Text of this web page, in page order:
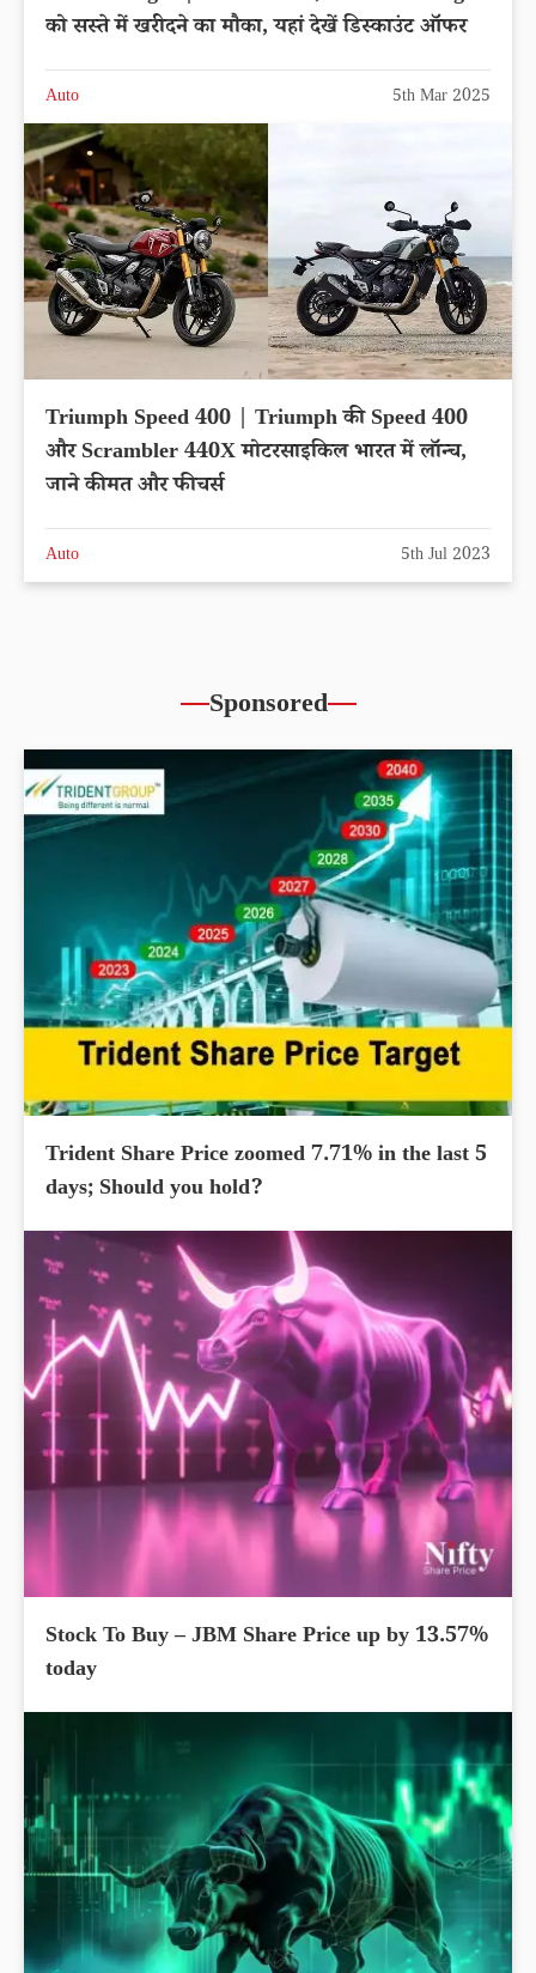
को सस्ते में खरीदने का मौका, यहां देखें डिस्काउंट ऑफर
Auto 5th Mar 2025
Triumph Speed 400 | Triumph की Speed 400
और Scrambler 440X मोटरसाइकिल भारत में लॉन्च,
जाने कीमत और फीचर्स
Auto 5th Jul 2023
Sponsored
Trident Share Price zoomed 7.71% in the last 5
days; Should you hold?
Stock To Buy – JBM Share Price up by 13.57%
today